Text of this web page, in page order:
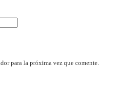
para la próxima vez que comente.